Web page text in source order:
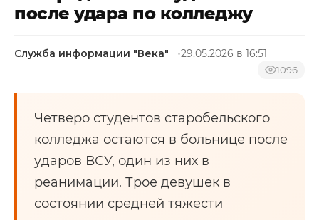
СПОРТ
после удара по колледжу
Служба информации "Века" 29.05.2026 в 16:51
1096
Четверо студентов старобельского
колледжа остаются в больнице после
ударов ВСУ, один из них в
реанимации. Трое девушек в
состоянии средней тяжести